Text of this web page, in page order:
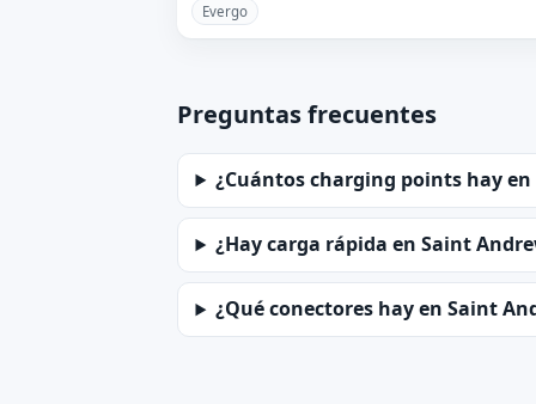
Evergo
Preguntas frecuentes
¿Cuántos charging points hay
¿Hay carga rápida en Saint
¿Qué conectores hay en Saint